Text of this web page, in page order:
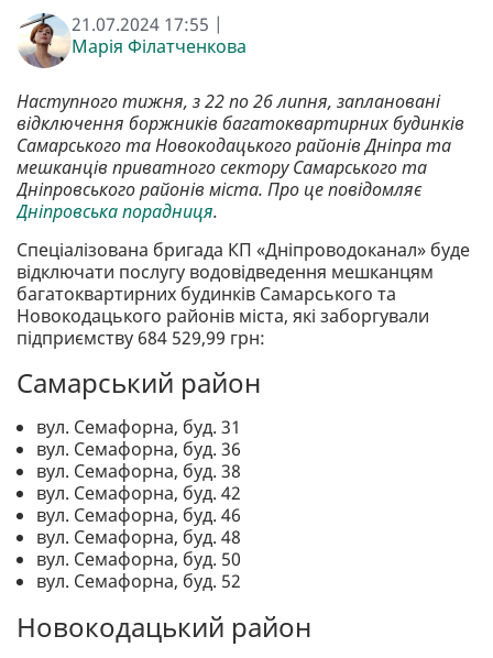
21.07.2024 17:55 |
Марія Філатченкова
Наступного тижня, з 22 по 26 липня, заплановані
відключення боржників багатоквартирних будинків
Самарського та Новокодацького районів Дніпра та
мешканців приватного сектору Самарського та
Дніпровського районів міста. Про це повідомляє
Дніпровська порадниця.
Спеціалізована бригада КП «Дніпроводоканал» буде
відключати послугу водовідведення мешканцям
багатоквартирних будинків Самарського та
Новокодацького районів міста, які заборгували
підприємству 684 529,99 грн:
Самарський район
вул. Семафорна, буд. 31
вул. Семафорна, буд. 36
вул. Семафорна, буд. 38
вул. Семафорна, буд. 42
вул. Семафорна, буд. 46
вул. Семафорна, буд. 48
вул. Семафорна, буд. 50
вул. Семафорна, буд. 52
Новокодацький район